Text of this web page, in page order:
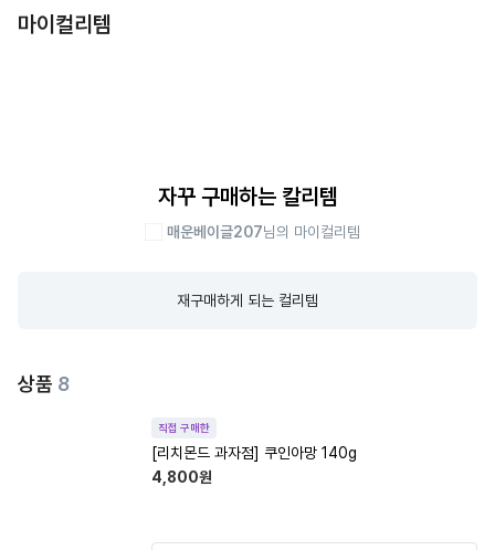
마이컬리템
자꾸 구매하는 칼리템
매운베이글207님의 마이컬리템
재구매하게 되는 컬리템
상품 8
직접 구매한
[리치몬드 과자점] 쿠인아망 140g
4,800원